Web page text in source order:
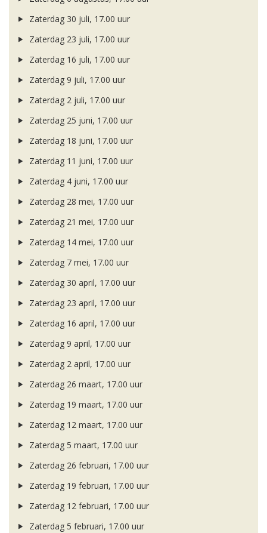
Zaterdag 30 juli, 17.00 uur
Zaterdag 23 juli, 17.00 uur
Zaterdag 16 juli, 17.00 uur
Zaterdag 9 juli, 17.00 uur
Zaterdag 2 juli, 17.00 uur
Zaterdag 25 juni, 17.00 uur
Zaterdag 18 juni, 17.00 uur
Zaterdag 11 juni, 17.00 uur
Zaterdag 4 juni, 17.00 uur
Zaterdag 28 mei, 17.00 uur
Zaterdag 21 mei, 17.00 uur
Zaterdag 14 mei, 17.00 uur
Zaterdag 7 mei, 17.00 uur
Zaterdag 30 april, 17.00 uur
Zaterdag 23 april, 17.00 uur
Zaterdag 16 april, 17.00 uur
Zaterdag 9 april, 17.00 uur
Zaterdag 2 april, 17.00 uur
Zaterdag 26 maart, 17.00 uur
Zaterdag 19 maart, 17.00 uur
Zaterdag 12 maart, 17.00 uur
Zaterdag 5 maart, 17.00 uur
Zaterdag 26 februari, 17.00 uur
Zaterdag 19 februari, 17.00 uur
Zaterdag 12 februari, 17.00 uur
Zaterdag 5 februari, 17.00 uur